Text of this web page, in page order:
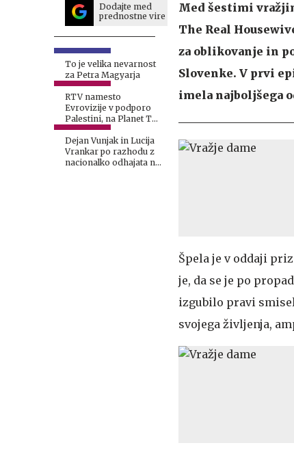
Dodajte med
prednostne vire
To je velika nevarnost
za Petra Magyarja
RTV namesto
Evrovizije v podporo
Palestini, na Planet TV
z drugačno potezo
Dejan Vunjak in Lucija
Vrankar po razhodu z
nacionalko odhajata na
Med šestimi
The Real
za oblikovanje in
Slovenke. V prvi
imela najboljšega
Špela je v oddaji
je, da se je po
izgubilo pravi
svojega življenja,